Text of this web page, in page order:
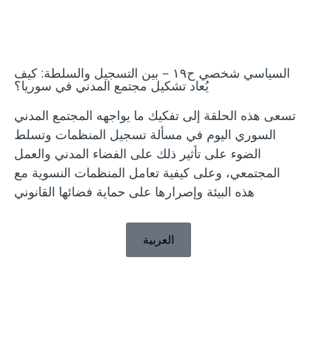
السياسي شخصي ح١٩ – بين التسجيل والسلطة: كيف
يُعاد تشكيل مجتمع المدني في سوريا؟
تسعى هذه الحلقة إلى تفكيك ما يواجهه المجتمع المدني
السوري اليوم في مسألة تسجيل المنظمات وتسلط
الضوء على تأثير ذلك على الفضاء المدني والعمل
المجتمعي، وعلى كيفية تعامل المنظمات النسوية مع
هذه البيئة وإصرارها على حماية فضائها القانوني
العربية